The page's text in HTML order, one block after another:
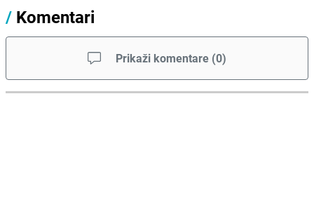
/ Komentari
Prikaži komentare (0)